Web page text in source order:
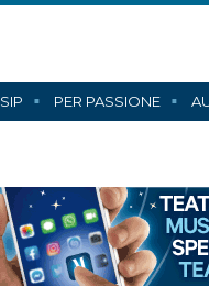
PER PASSIONE